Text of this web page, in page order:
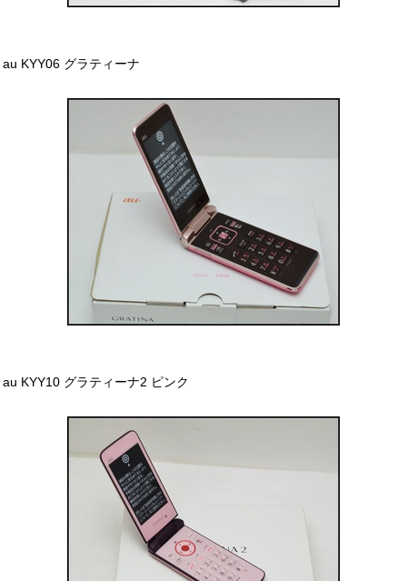
au KYY06 グラティーナ
au KYY10 グラティーナ2 ピンク